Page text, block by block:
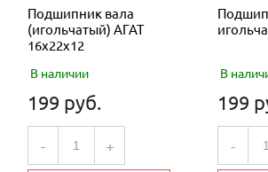
Подшипник вала
(игольчатый) АГАТ
16х22х12
В наличии
199 руб.
- +
В
199
-